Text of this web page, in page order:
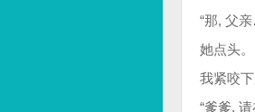
“那, 父
她点头
我紧咬
“爹爹,